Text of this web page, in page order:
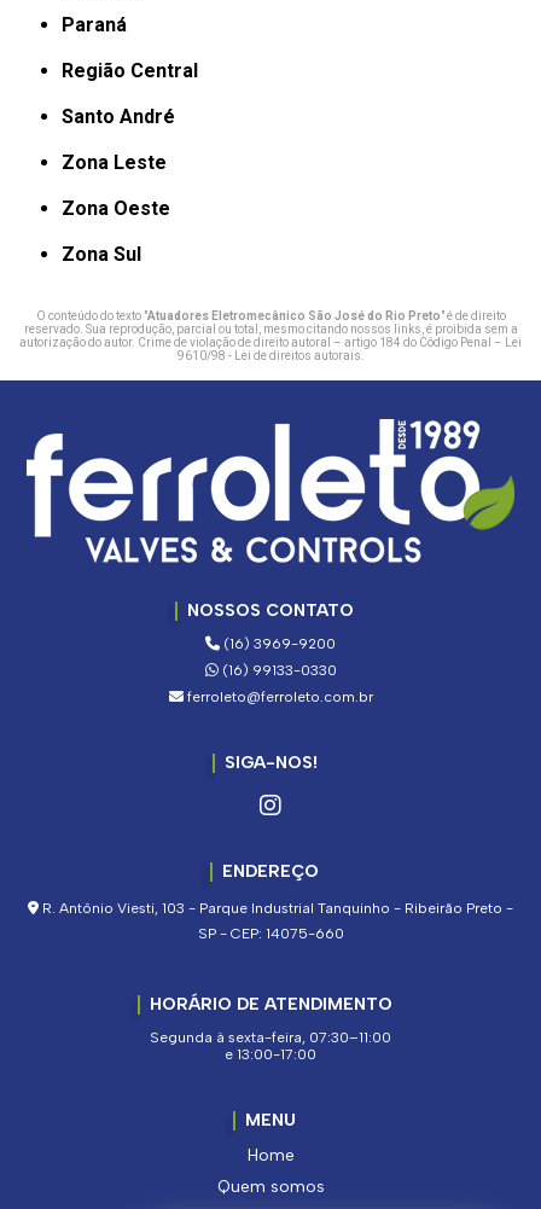
Paraná
Região Central
Santo André
Zona Leste
Zona Oeste
Zona Sul
O conteúdo do texto "Atuadores Eletromecânico São José do Rio Preto" é de direito
reservado. Sua reprodução, parcial ou total, mesmo citando nossos links, é proibida sem a
autorização do autor. Crime de violação de direito autoral – artigo 184 do Código Penal – Lei
9610/98 - Lei de direitos autorais.
NOSSOS CONTATO
(16) 3969-9200
(16) 99133-0330
ferroleto@ferroleto.com.br
SIGA-NOS!
ENDEREÇO
R. Antônio Viesti, 103 - Parque Industrial Tanquinho - Ribeirão Preto -
SP - CEP: 14075-660
HORÁRIO DE ATENDIMENTO
Segunda à sexta-feira, 07:30–11:00
e 13:00-17:00
MENU
Home
Quem somos